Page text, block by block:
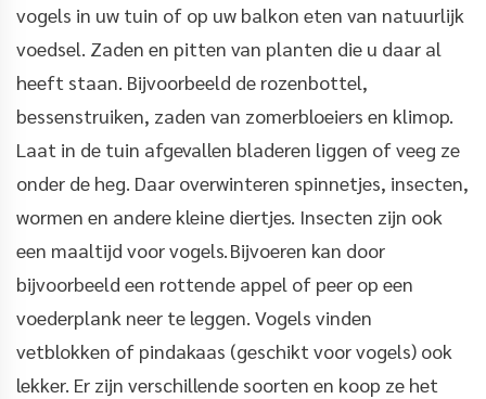
vogels in uw tuin of op uw balkon eten van natuurlijk
voedsel. Zaden en pitten van planten die u daar al
heeft staan. Bijvoorbeeld de rozenbottel,
bessenstruiken, zaden van zomerbloeiers en klimop.
Laat in de tuin afgevallen bladeren liggen of veeg ze
onder de heg. Daar overwinteren spinnetjes, insecten,
wormen en andere kleine diertjes. Insecten zijn ook
een maaltijd voor vogels. Bijvoeren kan door
bijvoorbeeld een rottende appel of peer op een
voederplank neer te leggen. Vogels vinden
vetblokken of pindakaas (geschikt voor vogels) ook
lekker. Er zijn verschillende soorten en koop ze het